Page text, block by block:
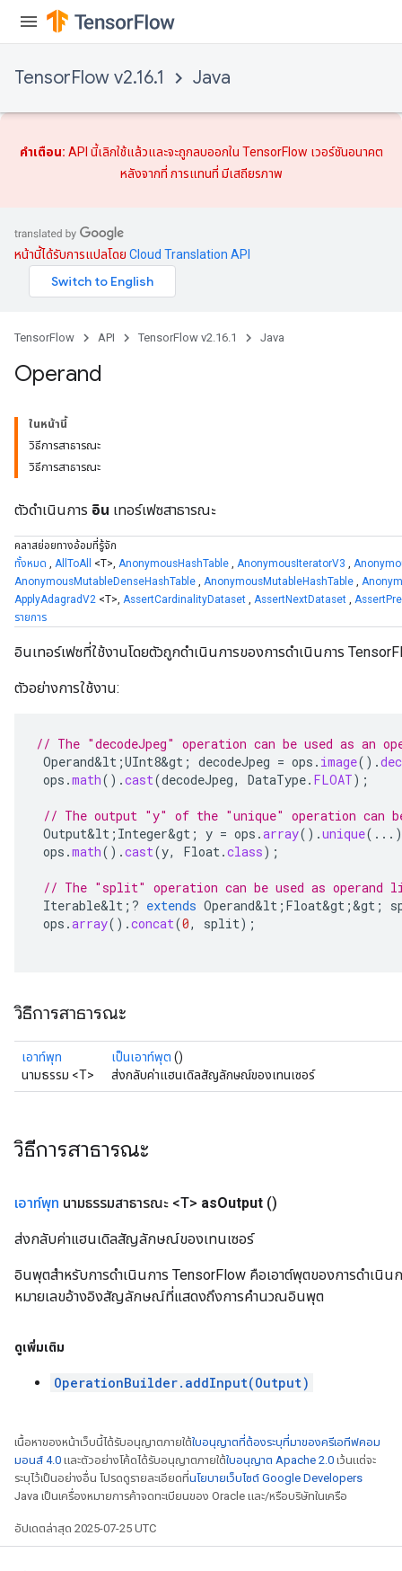
TensorFlow v2.16.1 Java
คำเตือน: API นี้เลิกใช้แล้วและจะถูกลบออกใน TensorFlow เวอร์ชันอนาคต
หลังจากที่ การแทนที่ มีเสถียรภาพ
หน้านี้ได้รับการแปลโดย Cloud Translation API
TensorFlow API TensorFlow v2.16.1 Java
Operand
ในหน้านี้
วิธีการสาธารณะ
วิธีการสาธารณะ
ตัวดำเนินการ อิน เทอร์เฟซสาธารณะ
คลาสย่อยทางอ้อมที่รู้จัก
ทั้งหมด
AllToAll <T>, AnonymousHashTable AnonymousIteratorV3
AnonymousMutableDenseHashTable
AnonymousMutableHashTable
ApplyAdagradV2 <T>, AssertCardinalityDataset AssertNextDataset
รายการ
อินเทอร์เฟซที่ใช้งานโดยตัวถูกดำเนินการของการดำเนินการ
ตัวอย่างการใช้งาน:
// The "decodeJpeg" operation can be used as an
Operand&lt ;UInt8&gt ; decodeJpeg = ops . image().
ops .math().cast(decodeJpeg, DataType. FLOAT);
// The output "y" of the "unique" operation can
Output&lt ; Integer&gt ; y = ops .array().unique
ops .math().cast(y, Float .class);
// The "split" operation can be used as
Iterable&lt ; ? extends Operand&lt ; Float&gt ;&gt ;
ops .array().concat(0, split);
วิธีการสาธารณะ
เอาท์พุท
นามธรรม <T>
เป็นเอาท์พุต ()
ส่งกลับค่าแฮนเดิลสัญลักษณ์ของเทนเซอร์
วิธีการสาธารณะ
เอาท์พุท นามธรรมสาธารณะ <T> asOutput ()
ส่งกลับค่าแฮนเดิลสัญลักษณ์ของเทนเซอร์
อินพุตสำหรับการดำเนินการ TensorFlow คือเอาต์พุตของการดำเนิน
หมายเลขอ้างอิงสัญลักษณ์ที่แสดงถึงการคำนวณอินพุต
ดูเพิ่มเติม
OperationBuilder.addInput(Output)
เนื้อหาของหน้าเว็บนี้ได้รับอนุญาตภายใต้ใบอนุญาตที่ต้องระบุที่มาของครีเอทีฟคอม
มอนส์ 4.0 และตัวอย่างโค้ดได้รับอนุญาตภายใต้ใบอนุญาต Apache 2.0 เว้นแต่จะ
ระบุไว้เป็นอย่างอื่น โปรดดูรายละเอียดที่นโยบายเว็บไซต์ Google Developers
Java เป็นเครื่องหมายการค้าจดทะเบียนของ Oracle และ/หรือบริษัทในเครือ
อัปเดตล่าสุด 2025-07-25 UTC